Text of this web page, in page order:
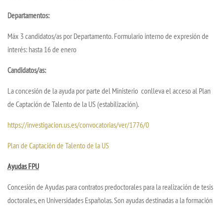
Departamentos:
Máx 3 candidatos/as por Departamento. Formulario interno de expresión de
interés: hasta 16 de enero
Candidatos/as:
La concesión de la ayuda por parte del Ministerio conlleva el acceso al Plan
de Captación de Talento de la US (estabilización).
https://investigacion.us.es/convocatorias/ver/1776/0
Plan de Captación de Talento de la US
Ayudas FPU
Concesión de Ayudas para contratos predoctorales para la realización de tesis
doctorales, en Universidades Españolas. Son ayudas destinadas a la formación